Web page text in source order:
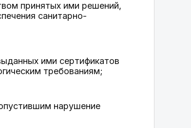
принятых ими решений,
санитарно-
ими сертификатов
требованиям;
нарушение